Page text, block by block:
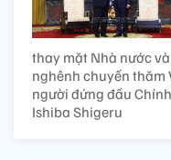
thay mặt Nhà nước
nghênh chuyến thăm
người đứng đầu
Ishiba Shigeru